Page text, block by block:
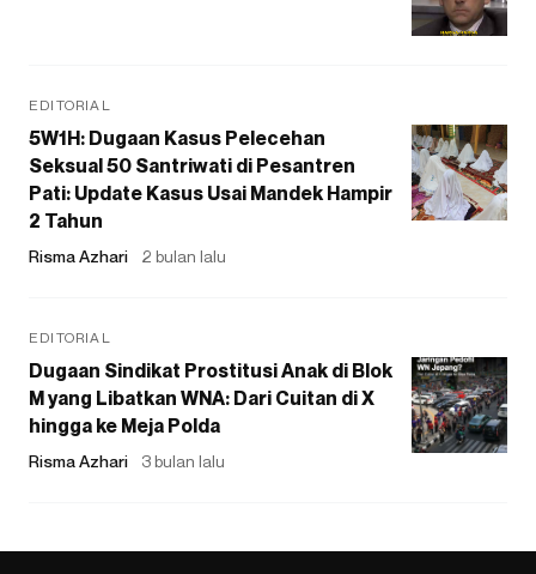
EDITORIAL
5W1H: Dugaan Kasus Pelecehan
Seksual 50 Santriwati di Pesantren
Pati: Update Kasus Usai Mandek Hampir
2 Tahun
Risma Azhari 2 bulan lalu
EDITORIAL
Dugaan Sindikat Prostitusi Anak di Blok
M yang Libatkan WNA: Dari Cuitan di X
hingga ke Meja Polda
Risma Azhari 3 bulan lalu